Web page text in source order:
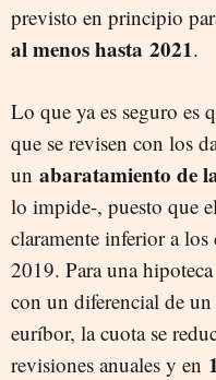
previsto en principio
al menos hasta 2021.
Lo que ya es seguro es
que se revisen con los
un abaratamiento de
lo impide-, puesto que
claramente inferior a
2019. Para una
con un diferencial de
euríbor, la cuota se
revisiones anuales y en